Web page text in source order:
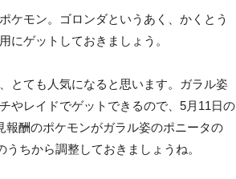
ケモン。ゴロンダというあく、かくとう
にゲットしておきましょう。
とても人気になると思います。ガラル姿
やレイドでゲットできるので、5月11日の
酬のポケモンがガラル姿のポニータの
ちから調整しておきましょうね。